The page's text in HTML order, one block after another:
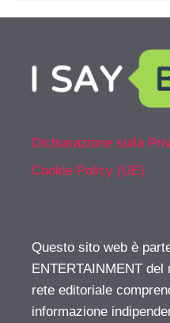
Dichiarazione sulla
Cookie Policy (UE)
Questo sito web è
ENTERTAINMENT
rete editoriale
informazione